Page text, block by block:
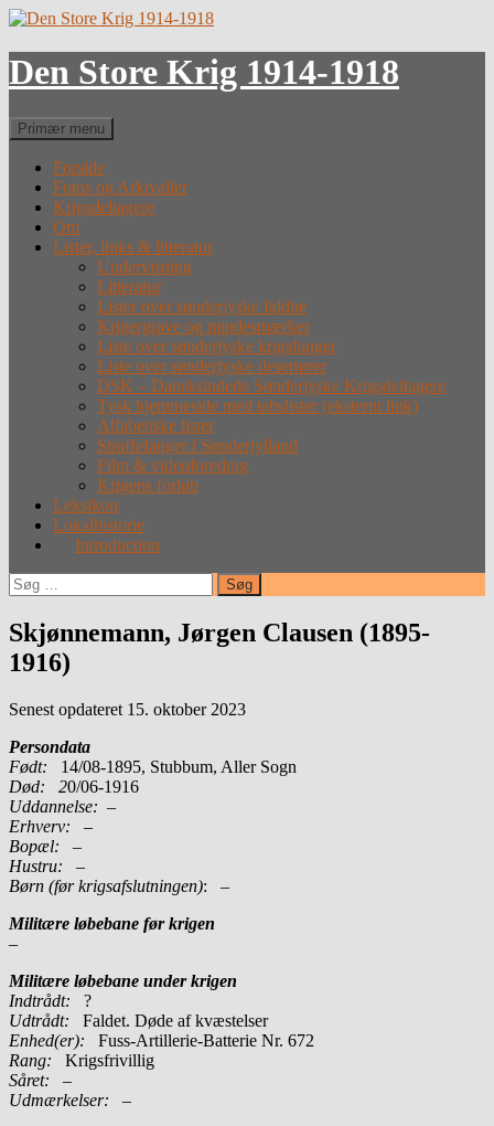
Hop
indhold
Den Store Krig 1914-1918
Søg
Primær menu
Forside
Fotos og Arkivalier
Krigsdeltagere
Om
Lister, links & litteratur
Undervisning
Litteratur
Lister over sønderjyske faldne
Krigergrave og mindesmærker
Liste over sønderjyske krigsfanger
Liste over sønderjyske desertører
DSK – Dansksindede Sønderjyske Krigsdeltagere
Tysk hjemmeside med tabslister (eksternt link)
Alfabetiske lister
Straffefanger i Sønderjylland
Film & videoforedrag
Krigens forløb
Leksikon
Lokalhistorie
Introduction
Søg
efter:
Skjønnemann, Jørgen Clausen (1895-
1916)
Senest opdateret 15. oktober 2023
Persondata
Født: 14/08-1895, Stubbum, Aller Sogn
Død: 20/06-1916
Uddannelse: –
Erhverv: –
Bopæl: –
Hustru: –
Børn (før krigsafslutningen): –
Militære løbebane før krigen
–
Militære løbebane under krigen
Indtrådt: ?
Udtrådt: Faldet. Døde af kvæstelser
Enhed(er):
Fuss-Artillerie-Batterie Nr. 672
Rang:
Krigsfrivillig
Såret: –
Udmærkelser: –